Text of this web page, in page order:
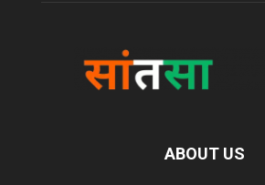
ABOUT US